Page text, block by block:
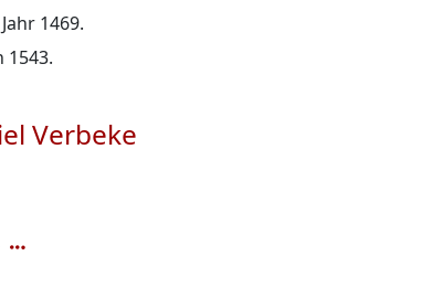
1469.
1543.
Verbeke